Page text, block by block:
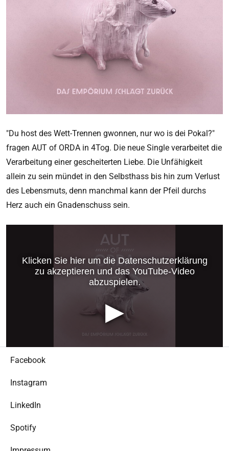
"Du host des Wett-Trennen gwonnen, nur wo is dei Pokal?"
fragen AUT of ORDA in 4Tog. Die neue Single verarbeitet die
Verarbeitung einer gescheiterten Liebe. Die Unfähigkeit
allein zu sein mündet in den Selbsthass bis hin zum Verlust
des Lebensmuts, denn manchmal kann der Pfeil durchs
Herz auch ein Gnadenschuss sein.
Facebook
Instagram
LinkedIn
Spotify